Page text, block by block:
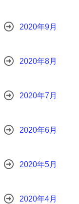
2020年9月
2020年8月
2020年7月
2020年6月
2020年5月
2020年4月